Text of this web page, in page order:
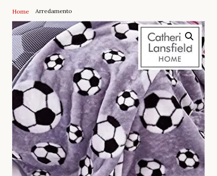
Home Arredamento